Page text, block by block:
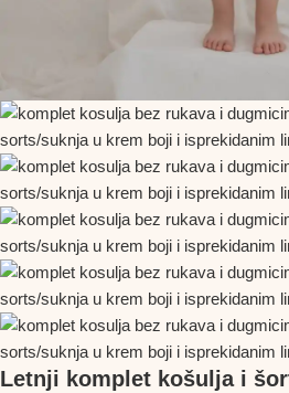
Letnji komplet košulja i